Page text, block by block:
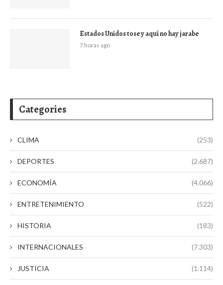
Estados Unidos tose y aquí no hay jarabe
7 horas ago
Categories
CLIMA (253)
DEPORTES (2.687)
ECONOMÍA (4.066)
ENTRETENIMIENTO (522)
HISTORIA (183)
INTERNACIONALES (7.303)
JUSTICIA (1.114)